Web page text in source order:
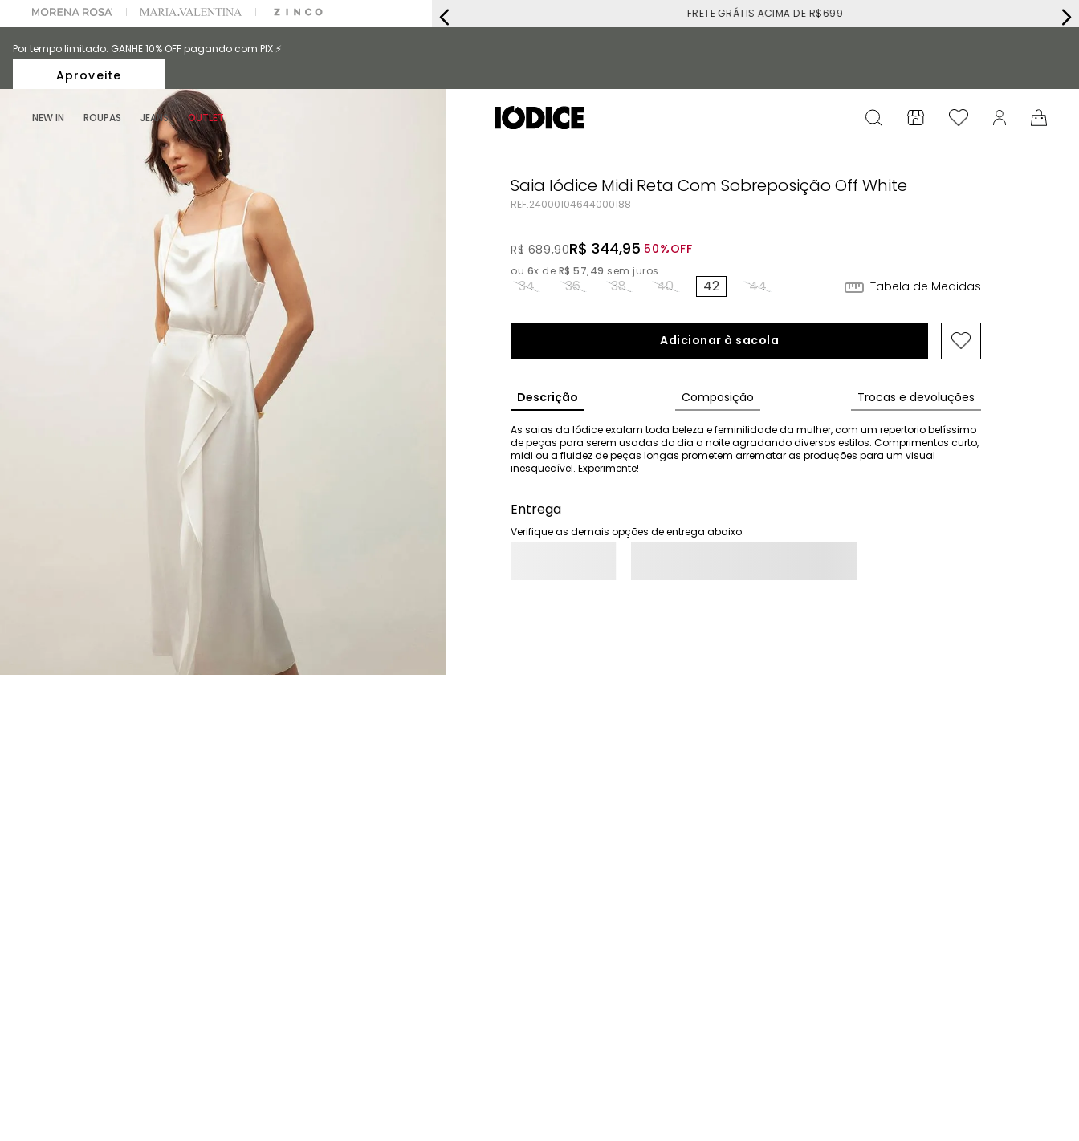
ESCOLHER SEU LOOK? FALE COM NOSSA PERSONAL SHOPPER. FRETE GRÁTIS ACIMA DE R$699
Por tempo limitado: GANHE 10% OFF pagando com PIX ⚡️
Aproveite
NEW IN ROUPAS JEANS OUTLET
Saia Iódice Midi Reta Com Sobreposição Off White
REF.24000104644000188
R$ 689,90R$ 344,95 50%OFF
ou 6x de R$ 57,49 sem juros
34 36 38 40 42 44 Tabela de Medidas
Adicionar à sacola
Descrição Composição Trocas e devoluções
As saias da Iódice exalam toda beleza e feminilidade da mulher, com um repertorio belíssimo
de peças para serem usadas do dia a noite agradando diversos estilos. Comprimentos curto,
midi ou a fluidez de peças longas prometem arrematar as produções para um visual
inesquecível. Experimente!
Entrega
Verifique as demais opções de entrega abaixo: